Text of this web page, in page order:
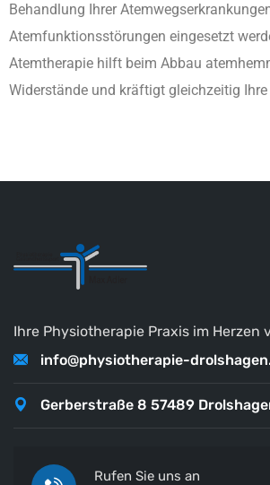
Behandlung Ihrer
Atemfunktionsstörungen eingesetzt
Atemtherapie hilft beim Abbau
Widerstände und kräftigt gleichzeitig
Ihre Physiotherapie Praxis im Herzen
info@physiotherapie-
Gerberstraße 8 57489
Rufen Sie uns an